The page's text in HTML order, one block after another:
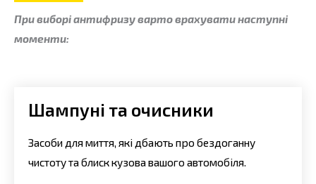
При виборі антифризу варто врахувати наступні
моменти:
Шампуні та очисники
Засоби для миття, які дбають про бездоганну
чистоту та блиск кузова вашого автомобіля.